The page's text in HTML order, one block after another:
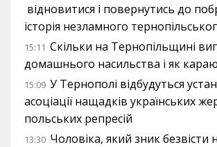
відновитися і повернутись до
історія незламного
15:11 Скільки на Тернопільщині
домашнього насильства і як
15:09 У Тернополі відбудуться
асоціації нащадків українських
польських репресій
13:30 Чоловіка, який зник безвісти